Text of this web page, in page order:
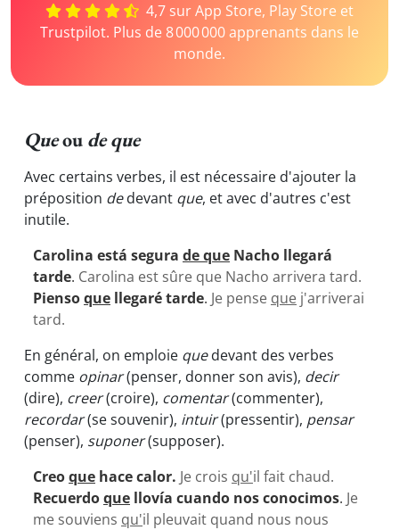
4,7 sur App Store, Play Store et
Trustpilot. Plus de 8 000 000 apprenants dans le
monde.
Queou de que
Avec certains verbes, il est nécessaire d'ajouter la
préposition dedevant que, et avec d'autres c'est
inutile.
Carolina está segura de que Nacho llegará
tarde. Carolina est sûre que Nacho arrivera tard.
Piensoque llegaré tarde. Je pense que j'arriverai
tard.
En général, on emploie quedevant des verbes
comme opinar(penser, donner son avis), decir
(dire), creer(croire), comentar(commenter),
recordar(se souvenir), intuir(pressentir), pensar
(penser), suponer(supposer).
Creoque hace calor. Je crois qu'il fait chaud.
Recuerdoque llovía cuando nos conocimos. Je
me souviens qu'il pleuvait quand nous nous